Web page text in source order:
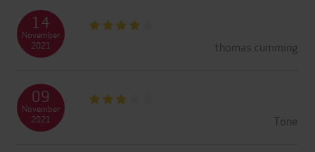
thomas cumming
14
November
2021
Tone
09
November
2021